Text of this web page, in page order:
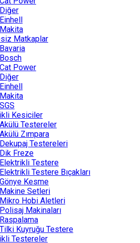
Diğer
Einhell
Makita
Matkaplar
Bavaria
Bosch
Cat Power
Diğer
Einhell
Makita
SGS
Kesiciler
Akülü Testereler
Akülü Zımpara
Dekupaj Testereleri
Dik Freze
Elektrikli Testere
Elektrikli Testere Bıçakları
Gönye Kesme
Makine Setleri
Mikro Hobi Aletleri
Polisaj Makinaları
Raspalama
Tilki Kuyruğu Testere
Testereler